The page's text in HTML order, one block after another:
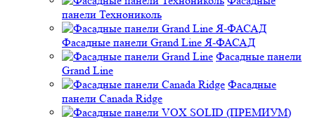
панели Технониколь
Фасадные панели Grand Line Я-ФАСАД
Фасадные панели
Grand Line
Фасадные
панели Canada Ridge